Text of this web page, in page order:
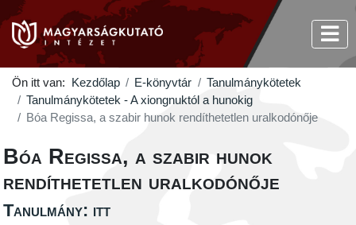
Ön itt van: Kezdőlap E-könyvtár
Tanulmánykötetek
Tanulmánykötetek - A xiongnuktól a hunokig
Bóa Regissa, a szabir hunok rendíthetetlen uralkodónője
Bóa Regissa, a szabir hunok
rendíthetetlen uralkodónője
Tanulmány: itt